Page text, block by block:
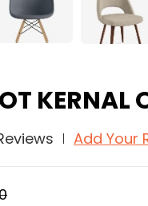
KERNAL
Add Your